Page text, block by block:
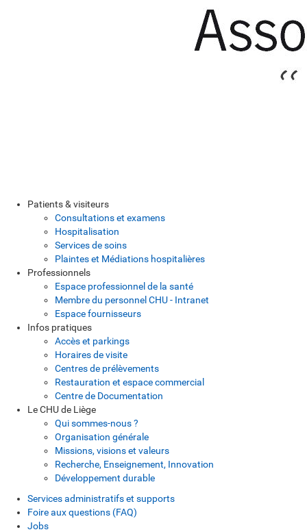
Patients & visiteurs
Consultations et examens
Hospitalisation
Services de soins
Plaintes et Médiations hospitalières
Professionnels
Espace professionnel de la santé
Membre du personnel CHU - Intranet
Espace fournisseurs
Infos pratiques
Accès et parkings
Horaires de visite
Centres de prélèvements
Restauration et espace commercial
Centre de Documentation
Le CHU de Liège
Qui sommes-nous ?
Organisation générale
Missions, visions et valeurs
Recherche, Enseignement, Innovation
Développement durable
Services administratifs et supports
Foire aux questions (FAQ)
Jobs